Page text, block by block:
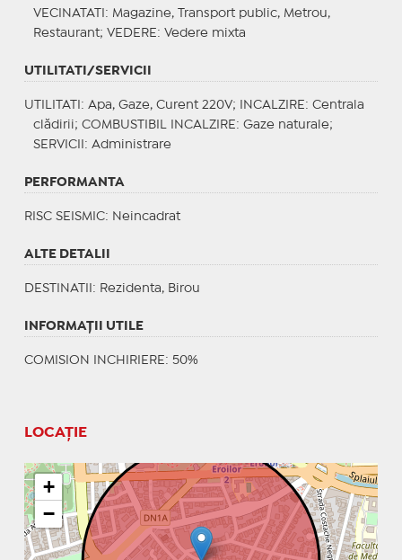
VECINATATI : Magazine, Transport public, Metrou,
Restaurant; VEDERE : Vedere mixta
UTILITATI/SERVICII
UTILITATI : Apa, Gaze, Curent 220V; INCALZIRE : Centrala
clădirii; COMBUSTIBIL INCALZIRE : Gaze naturale;
SERVICII : Administrare
PERFORMANTA
RISC SEISMIC: Neincadrat
ALTE DETALII
DESTINATII : Rezidenta, Birou
INFORMAŢII UTILE
COMISION INCHIRIERE: 50%
LOCAȚIE
+
−